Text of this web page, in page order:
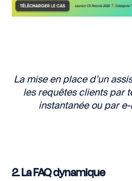
La mise en place d’un
les requêtes clients par
instantanée ou par
2. La FAQ dynamique